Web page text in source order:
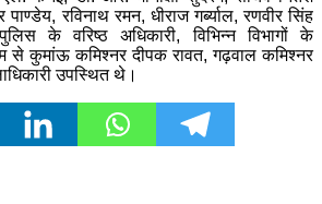
रविनाथ रमन, धीराज गर्ब्याल, रणवीर सिंह
के वरिष्ठ अधिकारी, विभिन्न विभागों के
से कुमांऊ कमिश्नर दीपक रावत, गढ़वाल कमिश्नर
उपस्थित थे।